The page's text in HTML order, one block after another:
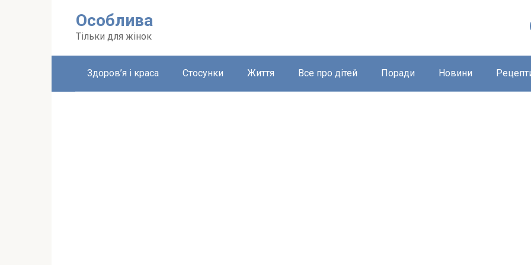
Особлива
Тільки для жінок
Здоров’я і краса Стосунки Життя Все про дітей Поради Новини